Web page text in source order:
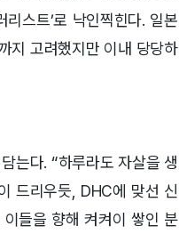
스트’로 낙인찍힌다. 일본
지 고려했지만 이내 당당하
는다. “하루라도 자살을 생
드리우듯, DHC에 맞선 신
들을 향해 켜켜이 쌓인 분